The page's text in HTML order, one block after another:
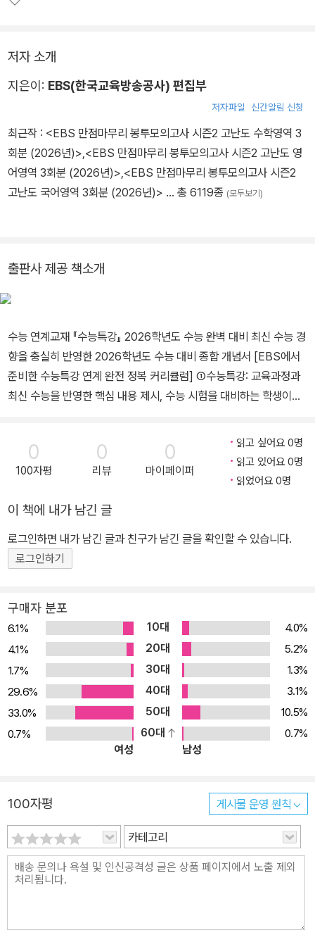
저자 소개
지은이: EBS(한국교육방송공사) 편집부
저자파일 신간알림 신청
최근작 : <EBS 만점마무리 봉투모의고사 시즌2 고난도 수학영역 3
회분 (2026년)>,<EBS 만점마무리 봉투모의고사 시즌2 고난도 영
어영역 3회분 (2026년)>,<EBS 만점마무리 봉투모의고사 시즌2
고난도 국어영역 3회분 (2026년)> … 총 6119종 (모두보기)
출판사 제공 책소개
수능 연계교재 『수능특강』 2026학년도 수능 완벽 대비 최신 수능 경
향을 충실히 반영한 2026학년도 수능 대비 종합 개념서 [EBS에서
준비한 수능특강 연계 완전 정복 커리큘럼] ①수능특강: 교육과정과
최신 수능을 반영한 핵심 내용 제시, 수능 시험을 대비하는 학생이라
수능특강을 공부하는 가장 쉽고 빠른 방법 ③수능특강 문학 연계 기
출: 수능특강과의 완벽한 시너지, 수능특강 지문과 유사도가 높은 기
출문제로 간접 연계와 비연계 동시 대비 ④수능연계교재의 VOCA 1
한 권으로 완성 ⑤수능 영어 간접연계 서치라이트: 연계교재 속 양질
의 콘텐츠만을 구성한 수능 영어 전문 학습서로 본격적인 수능 대비
[수능 적중을 위한 실전 모의고사 커리큘럼] FINAL 실전 모의고사
(5월 발행) 〉 만점마무리 봉투모의고사 시즌1(7월 발행) 〉 만점마무
도 Hyper(8월 발행) 〉 수능 직전보강 클리어 봉투모의고사(9월 발
행) EBSi 사이트에서 전 교재 무료 강의를 제공합니다.
0
100자평
0
리뷰
0
마이페이퍼
읽고 싶어요 0명
읽고 있어요 0명
읽었어요 0명
이 책에 내가 남긴 글
로그인하면 내가 남긴 글과 친구가 남긴 글을 확인할 수 있습니다.
로그인하기
구매자 분포
6.1% 10대
4.0%
4.1%
20대
5.2%
1.7%
30대
1.3%
29.6%
40대
3.1%
33.0%
50대
10.5%
0.7%
60대
0.7%
여성
남성
100자평 게시물 운영 원칙
카테고리